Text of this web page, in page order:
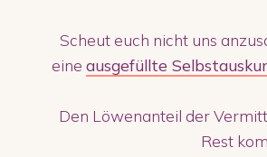
Scheut euch nicht uns
eineausgefüllte
Den Löwenanteil der
Rest